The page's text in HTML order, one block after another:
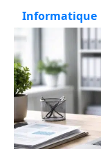
Informatique